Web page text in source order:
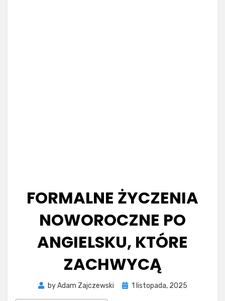
FORMALNE ŻYCZENIA
NOWOROCZNE PO
ANGIELSKU, KTÓRE
ZACHWYCĄ
byAdam Zajczewski
Posted
1 listopada, 2025